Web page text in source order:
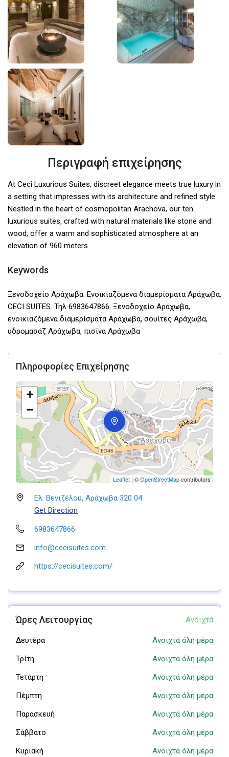
Περιγραφή επιχείρησης
At Ceci Luxurious Suites, discreet elegance meets true luxury in
a setting that impresses with its architecture and refined style.
Nestled in the heart of cosmopolitan Arachova, our ten
luxurious suites, crafted with natural materials like stone and
wood, offer a warm and sophisticated atmosphere at an
elevation of 960 meters.
Keywords
Ξενοδοχείο Αράχωβα. Ενοικιαζόμενα διαμερίσματα Αράχωβα.
CECI SUITES. Τηλ 6983647866. Ξενοδοχείο Αράχωβα,
ενοικιαζόμενα διαμερίσματα Αράχωβα, σουίτες Αράχωβα,
υδρομασάζ Αράχωβα, πισίνα Αράχωβα
Πληροφορίες Επιχείρησης
+
−
Leaflet | ©OpenStreetMapcontributors
Ελ. Βενιζέλου, Αράχωβα 320 04
Get Direction
6983647866
info@cecisuites.com
https://cecisuites.com/
Ώρες Λειτουργίας Ανοιχτά
Δευτέρα
Ανοιχτά όλη μέρα
Τρίτη
Ανοιχτά όλη μέρα
Τετάρτη
Ανοιχτά όλη μέρα
Πέμπτη
Ανοιχτά όλη μέρα
Παρασκευή
Ανοιχτά όλη μέρα
Σάββατο
Ανοιχτά όλη μέρα
Κυριακή
Ανοιχτά όλη μέρα